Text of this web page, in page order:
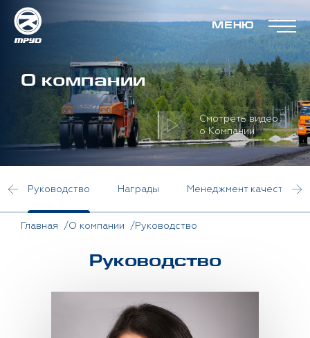
МЕНЮ
О компании
Смотреть видео
о Компании
Руководство Награды Менеджмент качества
Главная О компании Руководство
Руководcтво